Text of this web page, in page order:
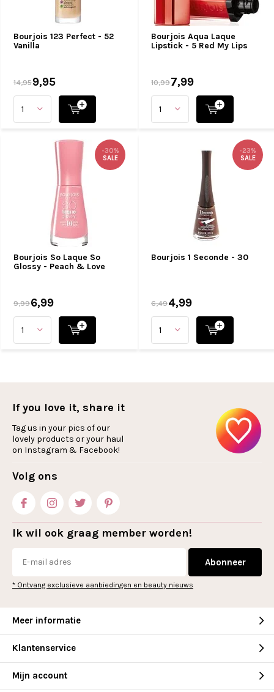
Bourjois 123 Perfect - 52
Vanilla
14,959,95
Bourjois Aqua Laque
Lipstick - 5 Red My Lips
10,997,99
Bourjois So Laque So
Glossy - Peach & Love
-30%
SALE
9,996,99
Bourjois 1 Seconde - 30
-23%
SALE
6,494,99
If you love it, share it
Tag us in your pics of our
lovely products or your haul
on Instagram & Facebook!
Volg ons
Ik wil ook graag member worden!
Abonneer
* Ontvang exclusieve aanbiedingen en beauty nieuws
Meer informatie
Klantenservice
Mijn account